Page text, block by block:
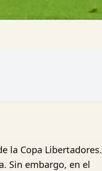
la Copa Libertadores.
Sin embargo, en el